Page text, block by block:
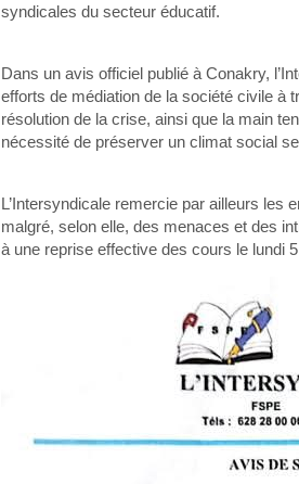
syndicales du secteur éducatif.
Dans un avis officiel publié à Conakry,
efforts de médiation de la société civile à
résolution de la crise, ainsi que la main
nécessité de préserver un climat social
L’Intersyndicale remercie par ailleurs les
malgré, selon elle, des menaces et des
à une reprise effective des cours le lundi